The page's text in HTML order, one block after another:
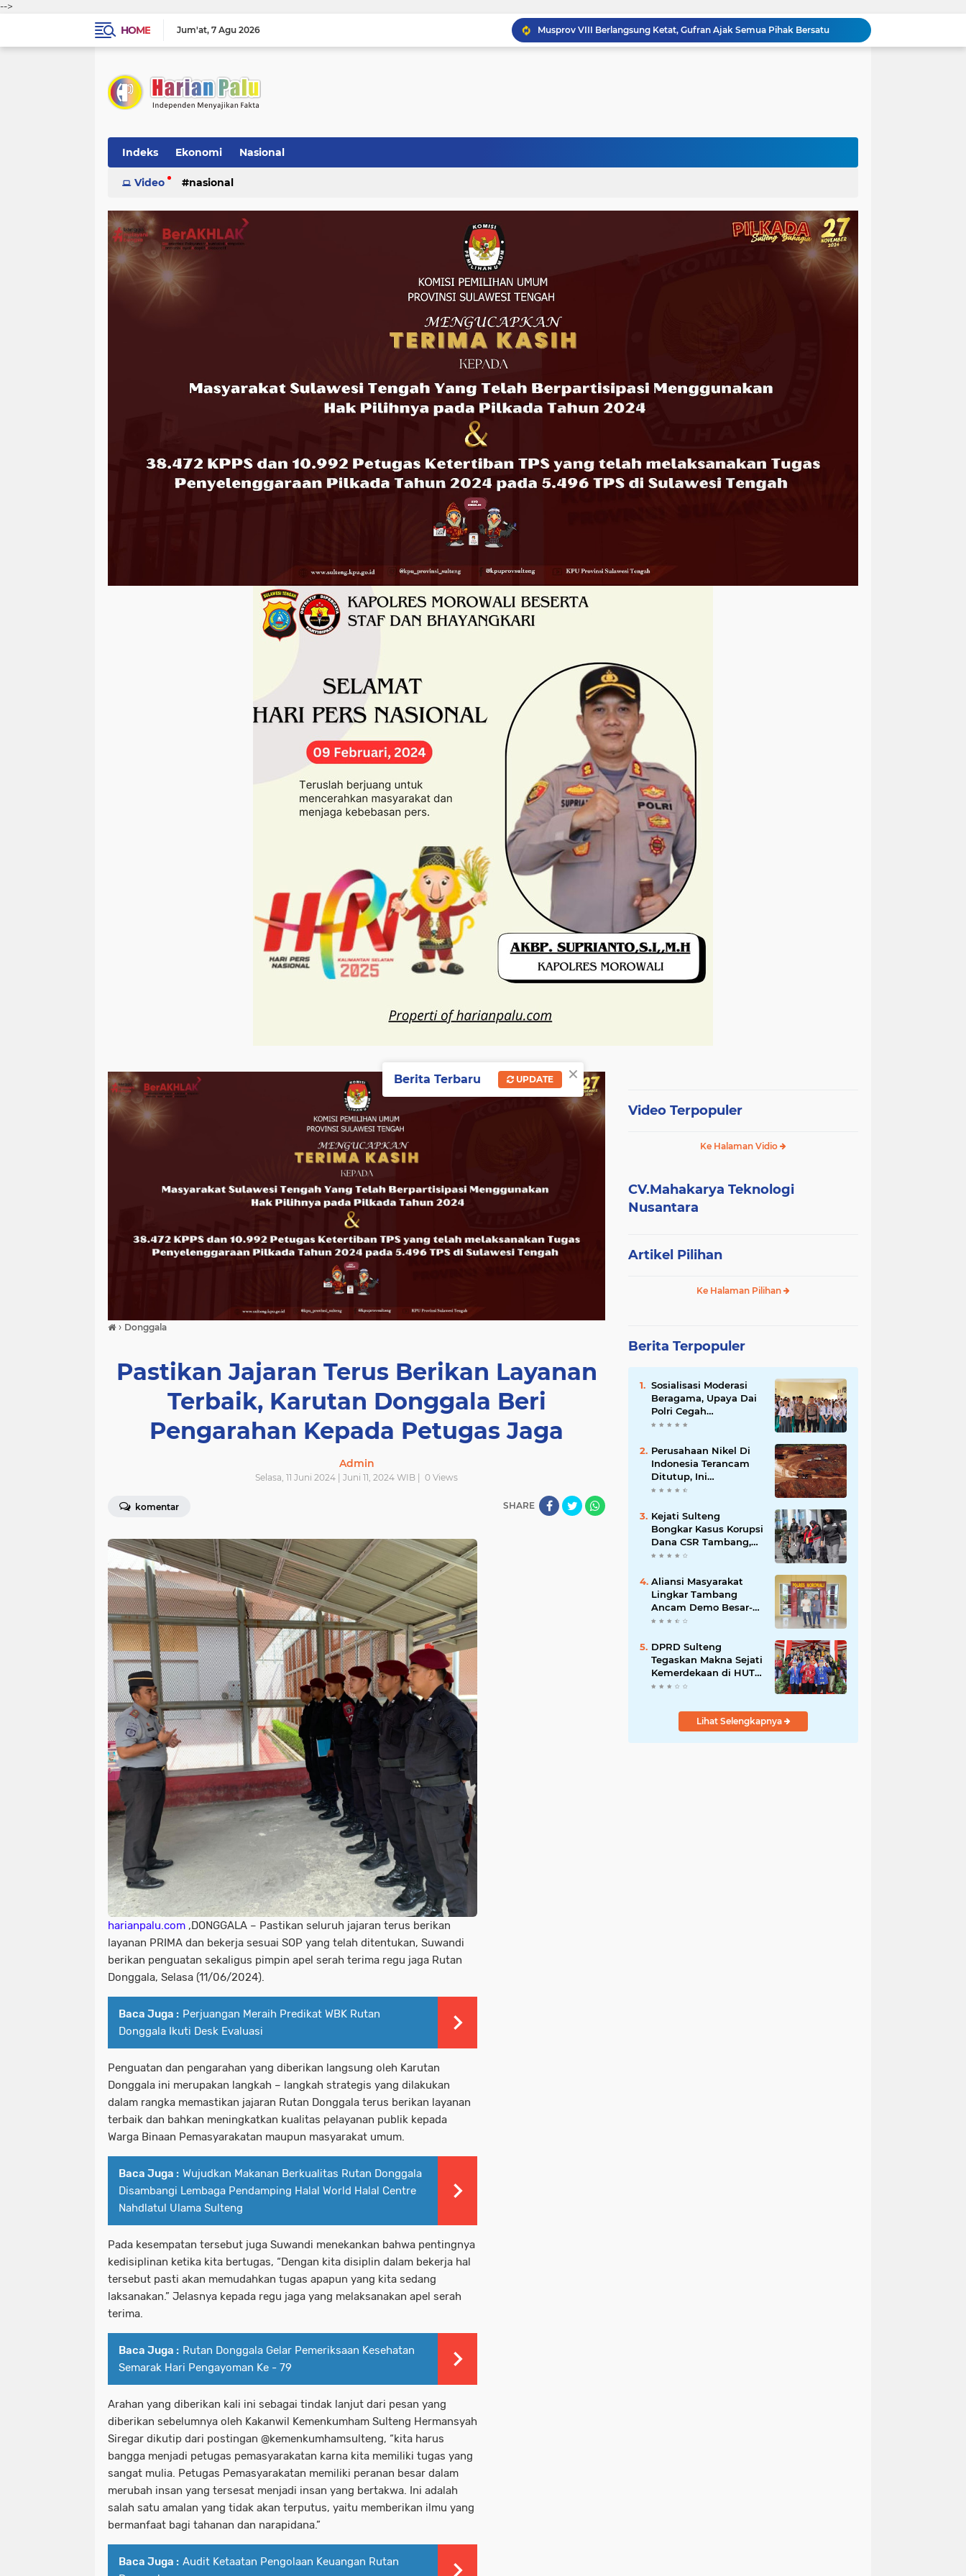
-->
HOME
Jum'at 7 Agu 2026
Kejati Sulteng Geledah Kantor Bapenda Donggala dan Tambang PT KK, 32 Alat Berat Disita!
Tak Berkutik, Pencuri Puluhan Kilogram Ikan Laut di Torue Berakhir di Balik Jeruji
Indeks Ekonomi Nasional
Video nasional
› Donggala
Pastikan Jajaran Terus Berikan Layanan
Terbaik, Karutan Donggala Beri
Pengarahan Kepada Petugas Jaga
Admin
Selasa, 11 Juni 2024 | Juni 11, 2024 WIB | 0 Views
komentar SHARE
harianpalu.com ,DONGGALA – Pastikan seluruh jajaran terus berikan
layanan PRIMA dan bekerja sesuai SOP yang telah ditentukan, Suwandi
berikan penguatan sekaligus pimpin apel serah terima regu jaga Rutan
Donggala, Selasa (11/06/2024).
Baca Juga : Perjuangan Meraih Predikat WBK Rutan
Donggala Ikuti Desk Evaluasi
Penguatan dan pengarahan yang diberikan langsung oleh Karutan
Donggala ini merupakan langkah – langkah strategis yang dilakukan
dalam rangka memastikan jajaran Rutan Donggala terus berikan layanan
terbaik dan bahkan meningkatkan kualitas pelayanan publik kepada
Warga Binaan Pemasyarakatan maupun masyarakat umum.
Baca Juga : Wujudkan Makanan Berkualitas Rutan Donggala
Disambangi Lembaga Pendamping Halal World Halal Centre
Nahdlatul Ulama Sulteng
Pada kesempatan tersebut juga Suwandi menekankan bahwa pentingnya
kedisiplinan ketika kita bertugas, “Dengan kita disiplin dalam bekerja hal
tersebut pasti akan memudahkan tugas apapun yang kita sedang
laksanakan.” Jelasnya kepada regu jaga yang melaksanakan apel serah
terima.
Baca Juga : Rutan Donggala Gelar Pemeriksaan Kesehatan
Semarak Hari Pengayoman Ke - 79
Arahan yang diberikan kali ini sebagai tindak lanjut dari pesan yang
diberikan sebelumnya oleh Kakanwil Kemenkumham Sulteng Hermansyah
Siregar dikutip dari postingan @kemenkumhamsulteng, “kita harus
bangga menjadi petugas pemasyarakatan karna kita memiliki tugas yang
sangat mulia. Petugas Pemasyarakatan memiliki peranan besar dalam
merubah insan yang tersesat menjadi insan yang bertakwa. Ini adalah
salah satu amalan yang tidak akan terputus, yaitu memberikan ilmu yang
bermanfaat bagi tahanan dan narapidana.”
Baca Juga : Audit Ketaatan Pengolaan Keuangan Rutan
Video Terpopuler
Ke Halaman Vidio
CV.Mahakarya Teknologi
Nusantara
Artikel Pilihan
Ke Halaman Pilihan
Berita Terpopuler
Sosialisasi Moderasi
Beragama, Upaya Dai
Polri Cegah
Radikalisme di
Perusahaan Nikel Di
Indonesia Terancam
Ditutup, Ini
Pernyataan Luhut
Kejati Sulteng
Bongkar Kasus Korupsi
Dana CSR Tambang,
Sekdes Tamainusi Ikut
Aliansi Masyarakat
Lingkar Tambang
Ancam Demo Besar-
Besaran di PT Vale
DPRD Sulteng
Tegaskan Makna Sejati
Kemerdekaan di HUT
ke-80 RI
Lihat Selengkapnya
×
Berita Terbaru UPDATE